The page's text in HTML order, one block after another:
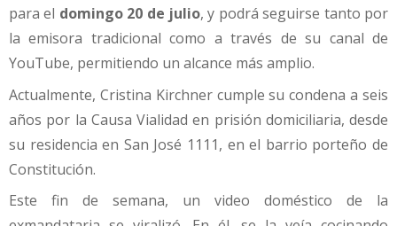
para el domingo 20 de julio, y podrá seguirse tanto por
la emisora tradicional como a través de su canal de
YouTube, permitiendo un alcance más amplio.
Actualmente, Cristina Kirchner cumple su condena a seis
años por la Causa Vialidad en prisión domiciliaria, desde
su residencia en San José 1111, en el barrio porteño de
Constitución.
Este fin de semana, un video doméstico de la